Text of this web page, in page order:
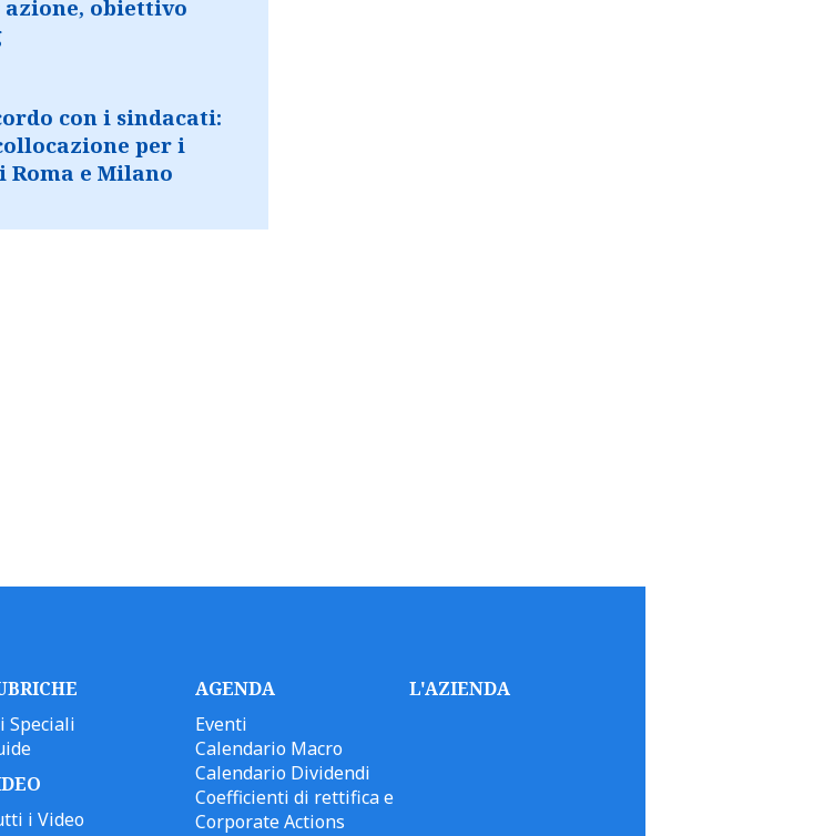
azione, obiettivo
con i sindacati:
per i
Roma e Milano
Speciali
i Video
AGENDA
Eventi
Calendario Macro
Calendario Dividendi
Coefficienti di rettifica e
Corporate Actions
L'AZIENDA